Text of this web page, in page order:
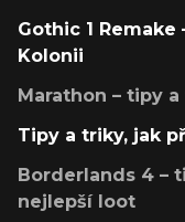
Gothic 1
Kolonii
Marathon – tipy
Tipy a triky, jak
Borderlands 4 –
nejlepší loot